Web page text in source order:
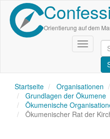
Direkt
zum
Inhalt
Orientierung auf dem
Startseite Organisationen
Grundlagen der Ökumene
Ökumenische
Ökumenischer Rat der